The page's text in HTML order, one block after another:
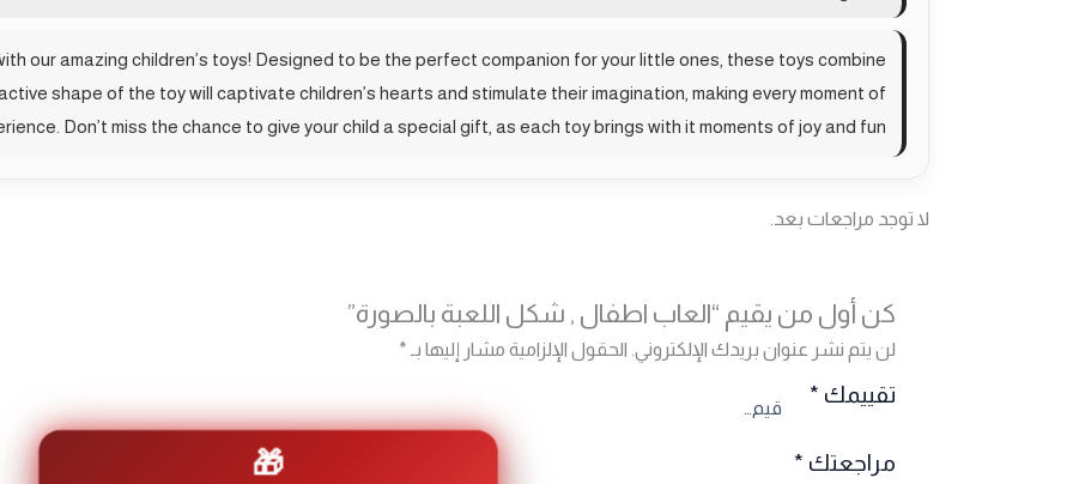
our amazing children’s toys! Designed to be the perfect companion for your little ones, these toys combine
shape of the toy will captivate children’s hearts and stimulate their imagination, making every moment of
Don’t miss the chance to give your child a special gift, as each toy brings with it moments of joy and fun!
لا توجد مراجعات بعد.
كن أول من يقيم “العاب اطفال , شكل اللعبة بالصورة”
لن يتم نشر عنوان بريدك الإلكتروني. الحقول الإلزامية مشار إليها بـ *
تقييمك *
مراجعتك *
🎁